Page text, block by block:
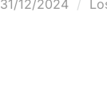
31/12/2024